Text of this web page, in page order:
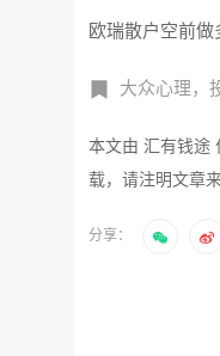
欧瑞散户空前做
大众心理，
本文由 汇有钱途
载，请注明文章来
分享：